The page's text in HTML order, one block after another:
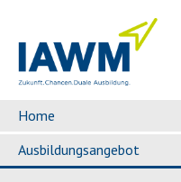
Home
Ausbildungsangebot